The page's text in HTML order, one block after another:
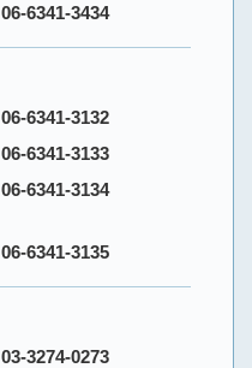
06-6341-3434
06-6341-3132
06-6341-3133
06-6341-3134
06-6341-3135
03-3274-0273